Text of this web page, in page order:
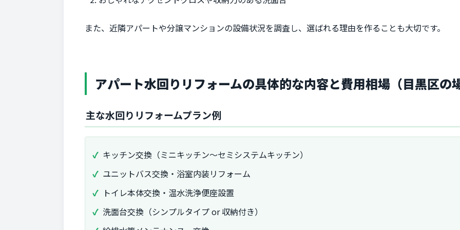
また、近隣アパートや分譲マンションの設備状況を調査し、選ばれる理由を作ることも大切です。
アパート水回りリフォームの具体的な内容と費用相場（目黒区の
主な水回りリフォームプラン例
キッチン交換（ミニキッチン～セミシステムキッチン）
ユニットバス交換・浴室内装リフォーム
トイレ本体交換・温水洗浄便座設置
洗面台交換（シンプルタイプ or 収納付き）